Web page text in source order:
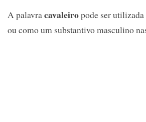
A palavra cavaleiropode ser
ou como um substantivo masculino